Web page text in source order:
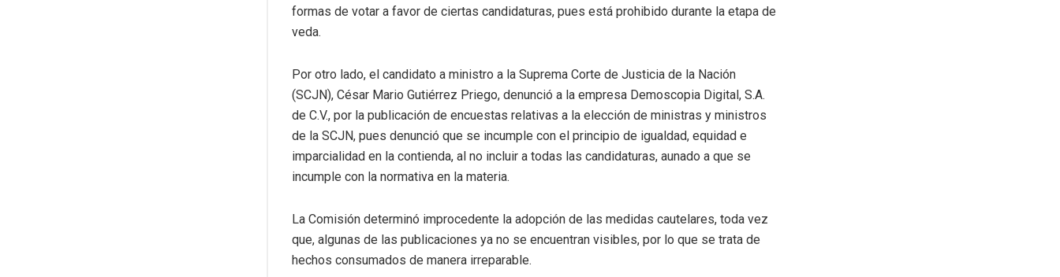
formas de votar a favor de ciertas candidaturas, pues está prohibido durante la etapa de
veda.
Por otro lado, el candidato a ministro a la Suprema Corte de Justicia de la Nación
(SCJN), César Mario Gutiérrez Priego, denunció a la empresa Demoscopia Digital, S.A.
de C.V., por la publicación de encuestas relativas a la elección de ministras y ministros
de la SCJN, pues denunció que se incumple con el principio de igualdad, equidad e
imparcialidad en la contienda, al no incluir a todas las candidaturas, aunado a que se
incumple con la normativa en la materia.
La Comisión determinó improcedente la adopción de las medidas cautelares, toda vez
que, algunas de las publicaciones ya no se encuentran visibles, por lo que se trata de
hechos consumados de manera irreparable.